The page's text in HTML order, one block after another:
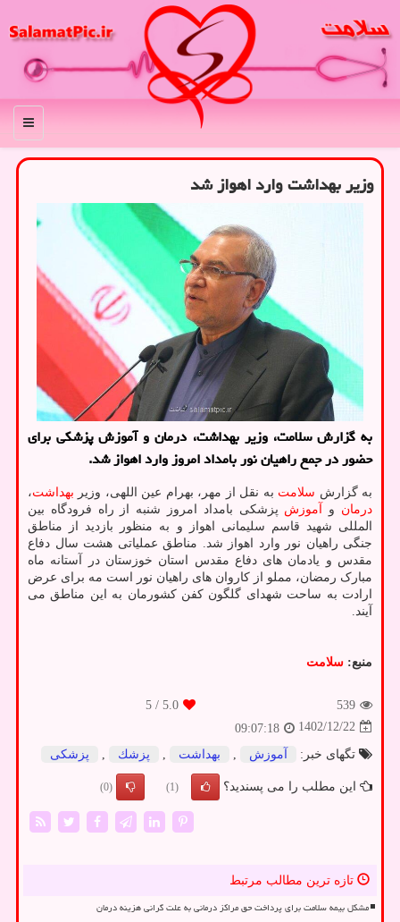
منو
وزیر بهداشت وارد اهواز شد
به گزارش سلامت، وزیر بهداشت، درمان و آموزش پزشکی برای
حضور در جمع راهیان نور بامداد امروز وارد اهواز شد.
به گزارش سلامت به نقل از مهر، بهرام عین اللهی، وزیر بهداشت،
درمان و آموزش پزشکی بامداد امروز شنبه از راه فرودگاه بین
المللی شهید قاسم سلیمانی اهواز و به منظور بازدید از مناطق
جنگی راهیان نور وارد اهواز شد. مناطق عملیاتی هشت سال دفاع
مقدس و یادمان های دفاع مقدس استان خوزستان در آستانه ماه
مبارک رمضان، مملو از کاروان های راهیان نور است مه برای عرض
ارادت به ساحت شهدای گلگون کفن کشورمان به این مناطق می
آیند.
منبع: سلامت
539
5.0
/ 5
1402/12/22
09:07:18
تگهای خبر:
آموزش بهداشت پزشك پزشكی
این مطلب را می پسندید؟ (1)
(0)
تازه ترین مطالب مرتبط
مشکل بیمه سلامت برای پرداخت حق مراکز درمانی به علت گرانی هزینه درمان